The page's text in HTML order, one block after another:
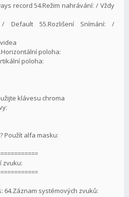
record 54.Režim nahrávání: / Vždy
/ Default 55.Rozlišení Snímání: /
poloha:
poloha:
klávesu chroma
Použít alfa masku:
zvuku:
64.Záznam systémových zvuků: